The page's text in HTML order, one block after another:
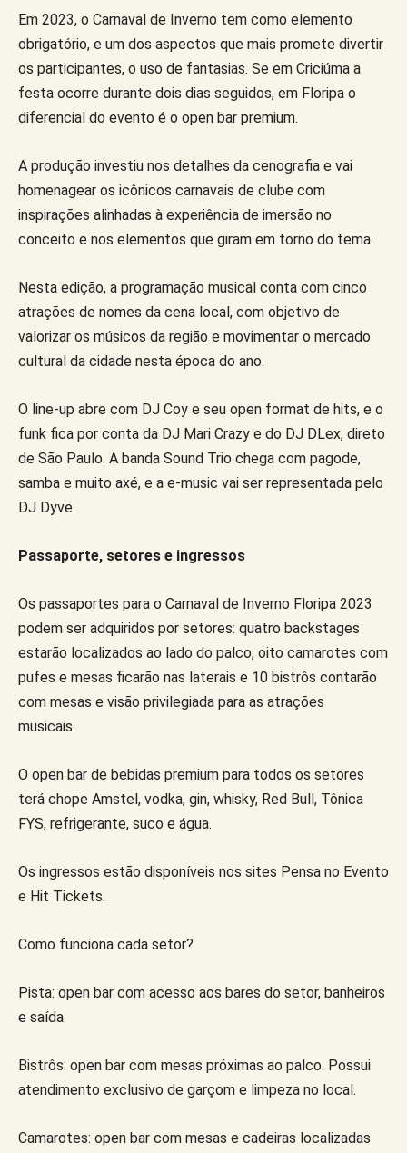
Em 2023, o Carnaval de Inverno tem como elemento
obrigatório, e um dos aspectos que mais promete divertir
os participantes, o uso de fantasias. Se em Criciúma a
festa ocorre durante dois dias seguidos, em Floripa o
diferencial do evento é o open bar premium.
A produção investiu nos detalhes da cenografia e vai
homenagear os icônicos carnavais de clube com
inspirações alinhadas à experiência de imersão no
conceito e nos elementos que giram em torno do tema.
Nesta edição, a programação musical conta com cinco
atrações de nomes da cena local, com objetivo de
valorizar os músicos da região e movimentar o mercado
cultural da cidade nesta época do ano.
O line-up abre com DJ Coy e seu open format de hits, e o
funk fica por conta da DJ Mari Crazy e do DJ DLex, direto
de São Paulo. A banda Sound Trio chega com pagode,
samba e muito axé, e a e-music vai ser representada pelo
DJ Dyve.
Passaporte, setores e ingressos
Os passaportes para o Carnaval de Inverno Floripa 2023
podem ser adquiridos por setores: quatro backstages
estarão localizados ao lado do palco, oito camarotes com
pufes e mesas ficarão nas laterais e 10 bistrôs contarão
com mesas e visão privilegiada para as atrações
musicais.
O open bar de bebidas premium para todos os setores
terá chope Amstel, vodka, gin, whisky, Red Bull, Tônica
FYS, refrigerante, suco e água.
Os ingressos estão disponíveis nos sites Pensa no Evento
e Hit Tickets.
Como funciona cada setor?
Pista: open bar com acesso aos bares do setor, banheiros
e saída.
Bistrôs: open bar com mesas próximas ao palco. Possui
atendimento exclusivo de garçom e limpeza no local.
Camarotes: open bar com mesas e cadeiras localizadas